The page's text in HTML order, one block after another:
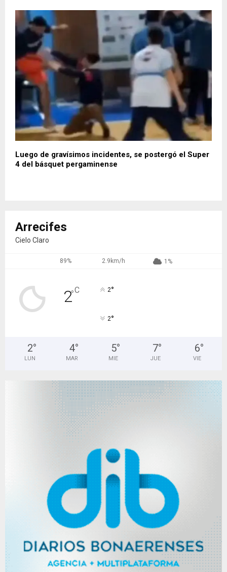
Luego de gravísimos incidentes, se postergó el Super
4 del básquet pergaminense
Arrecifes
Cielo Claro
89% 2.9km/h 1%
2°C 2°
2°
2°
LUN
4°
MAR
5°
MIE
7°
JUE
6°
VIE